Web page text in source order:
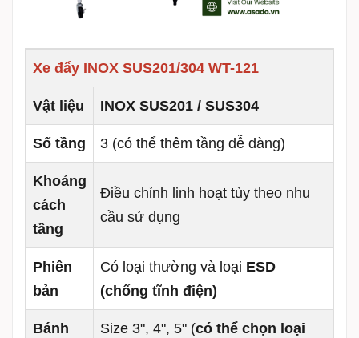
Xe đẩy INOX SUS201/304 WT-121
Vật liệu INOX SUS201 / SUS304
Số tầng 3 (có thể thêm tầng dễ dàng)
Khoảng
cách
tầng
Điều chỉnh linh hoạt tùy theo nhu
cầu sử dụng
Phiên
bản
Có loại thường và loại ESD
(chống tĩnh điện)
Bánh
Size 3", 4", 5" (có thể chọn loại